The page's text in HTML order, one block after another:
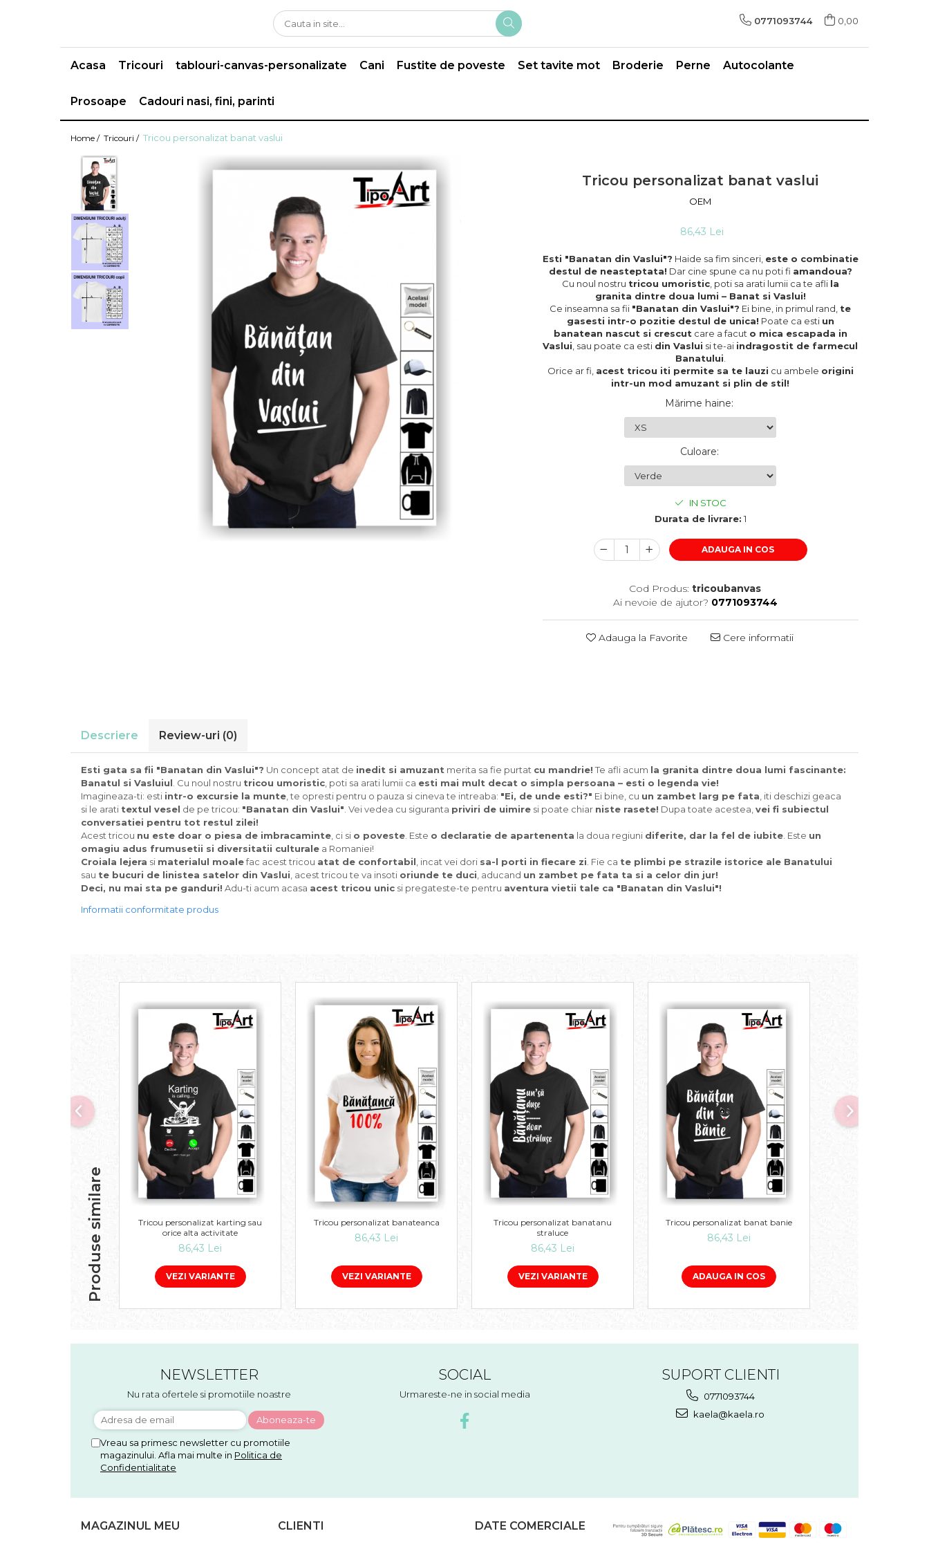
0771093744 0,00
Acasa Tricouri tablouri-canvas-personalizate Cani Fustite de poveste Set tavite mot Broderie Perne Autocolante
Prosoape Cadouri nasi, fini, parinti
Home / Tricouri / Tricou personalizat banat vaslui
Tricou personalizat banat vaslui
OEM
86,43 Lei
Esti "Banatan din Vaslui"? Haide sa fim sinceri, este o combinatie
destul de neasteptata! Dar cine spune ca nu poti fi amandoua?
Cu noul nostru tricou umoristic, poti sa arati lumii ca te afli la
granita dintre doua lumi – Banat si Vaslui!
Ce inseamna sa fii "Banatan din Vaslui"? Ei bine, in primul rand, te
gasesti intr-o pozitie destul de unica! Poate ca esti un
banatean nascut si crescut care a facut o mica escapada in
Vaslui , sau poate ca esti din Vaslui si te-ai indragostit de farmecul
Banatului
Orice ar fi, acest tricou iti permite sa te lauzi cu ambele origini
intr-un mod amuzant si plin de stil!
Mărime haine:
Culoare:
IN STOC
Durata de livrare: 1
ADAUGA IN COS
Cod Produs: tricoubanvas
Ai nevoie de ajutor? 0771093744
Adauga la Favorite Cere informatii
Descriere Review-uri (0)
Esti gata sa fii "Banatan din Vaslui"? Un concept atat de inedit si amuzant merita sa fie purtat cu mandrie! Te afli acum la granita dintre doua lumi fascinante:
Banatul si Vasluiul . Cu noul nostru tricou umoristic , poti sa arati lumii ca esti mai mult decat o simpla persoana – esti o legenda vie!
Imagineaza-ti: esti intr-o excursie la munte , te opresti pentru o pauza si cineva te intreaba: "Ei, de unde esti?" Ei bine, cu un zambet larg pe fata , iti deschizi geaca
si le arati textul vesel de pe tricou: "Banatan din Vaslui" . Vei vedea cu siguranta priviri de uimire si poate chiar niste rasete! Dupa toate acestea, vei fi subiectul
conversatiei pentru tot restul zilei!
Acest tricou nu este doar o piesa de imbracaminte , ci si o poveste . Este o declaratie de apartenenta la doua regiuni diferite, dar la fel de iubite . Este un
omagiu adus frumusetii si diversitatii culturale a Romaniei!
Croiala lejera si materialul moalefac acest tricou atat de confortabil , incat vei dori sa-l porti in fiecare zi . Fie ca te plimbi pe strazile istorice ale Banatului
sau te bucuri de linistea satelor din Vaslui , acest tricou te va insoti oriunde te duci , aducand un zambet pe fata ta si a celor din jur!
Deci, nu mai sta pe ganduri! Adu-ti acum acasa acest tricou unic si pregateste-te pentru aventura vietii tale ca "Banatan din Vaslui"!
Informatii conformitate produs
Produse similare
Tricou personalizat karting sau
orice alta activitate
86,43 Lei
VEZI VARIANTE
Tricou personalizat banateanca
86,43 Lei
VEZI VARIANTE
Tricou personalizat banatanu
straluce
86,43 Lei
VEZI VARIANTE
Tricou personalizat banat banie
86,43 Lei
ADAUGA IN COS
NEWSLETTER
Nu rata ofertele si promotiile noastre
Vreau sa primesc newsletter cu promotiile
magazinului. Afla mai multe in Politica de
Confidentialitate
SOCIAL
Urmareste-ne in social media
SUPORT CLIENTI
0771093744
kaela@kaela.ro
MAGAZINUL MEU CLIENTI DATE COMERCIALE